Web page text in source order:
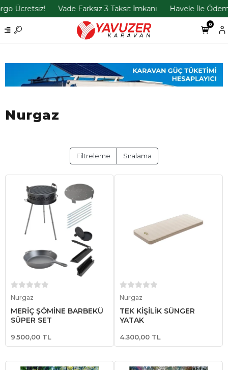
Vade Farksız 3 Taksit İmkanı Havele İle Ödemelerde
0
Nurgaz
Filtreleme Sıralama
Nurgaz
MERİÇ ŞÖMİNE BARBEKÜ
SÜPER SET
9.500,00 TL
Nurgaz
TEK KİŞİLİK SÜNGER
YATAK
4.300,00 TL